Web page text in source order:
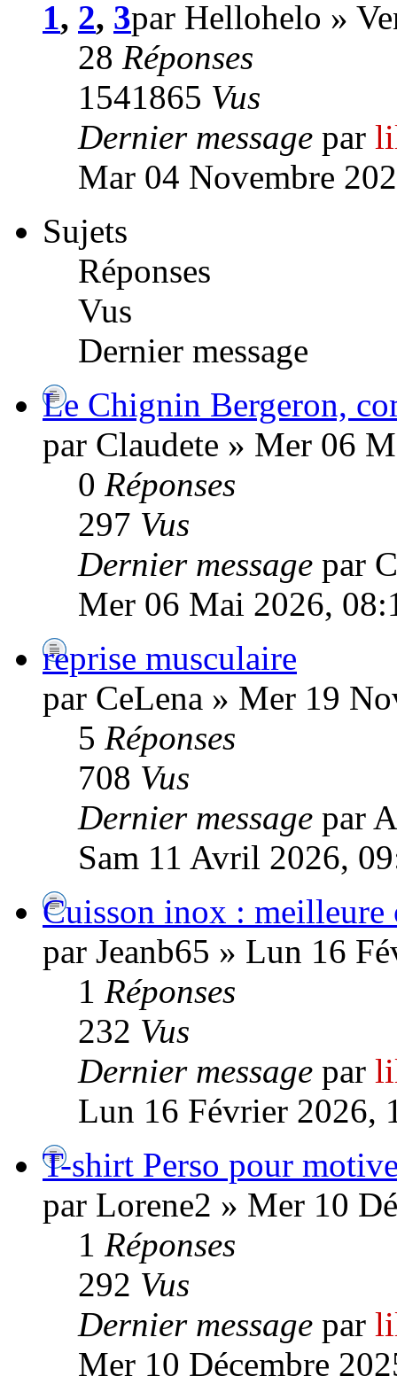
1, 2, 3par Hellohelo »
28 Réponses
1541865 Vus
Dernier message par
Mar 04 Novembre
Sujets
Réponses
Vus
Dernier message
Le Chignin Bergeron,
par Claudete » Mer 06
0 Réponses
297 Vus
Dernier message par
Mer 06 Mai 2026,
reprise musculaire
par CeLena » Mer 19
5 Réponses
708 Vus
Dernier message par
Sam 11 Avril 2026,
Cuisson inox : meilleure
par Jeanb65 » Lun 16
1 Réponses
232 Vus
Dernier message par
Lun 16 Février 2026,
T-shirt Perso pour
par Lorene2 » Mer 10
1 Réponses
292 Vus
Dernier message par
Mer 10 Décembre